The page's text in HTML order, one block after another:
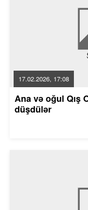
17.02.2026, 17:08
Ana və oğul Qış
düşdülər